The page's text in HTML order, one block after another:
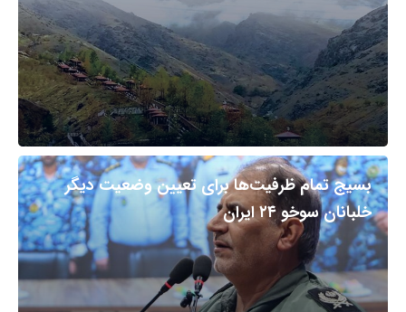
بسیج تمام ظرفیت‌ها برای تعیین وضعیت دیگر
خلبانان سوخو ۲۴ ایران